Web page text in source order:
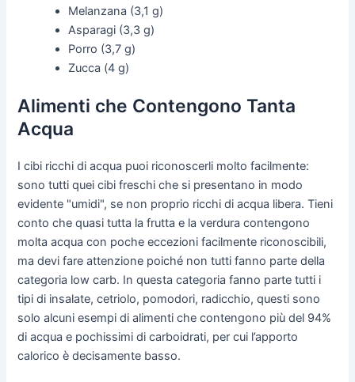
Melanzana (3,1 g)
Asparagi (3,3 g)
Porro (3,7 g)
Zucca (4 g)
Alimenti che Contengono Tanta
Acqua
I cibi ricchi di acqua puoi riconoscerli molto facilmente:
sono tutti quei cibi freschi che si presentano in modo
evidente "umidi", se non proprio ricchi di acqua libera. Tieni
conto che quasi tutta la frutta e la verdura contengono
molta acqua con poche eccezioni facilmente riconoscibili,
ma devi fare attenzione poiché non tutti fanno parte della
categoria low carb. In questa categoria fanno parte tutti i
tipi di insalate, cetriolo, pomodori, radicchio, questi sono
solo alcuni esempi di alimenti che contengono più del 94%
di acqua e pochissimi di carboidrati, per cui l’apporto
calorico è decisamente basso.